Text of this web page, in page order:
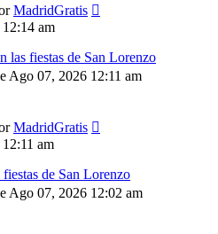
MadridGratis
am
las fiestas de San Lorenzo
Ago 07, 2026 12:11 am
MadridGratis
am
de San Lorenzo
Ago 07, 2026 12:02 am